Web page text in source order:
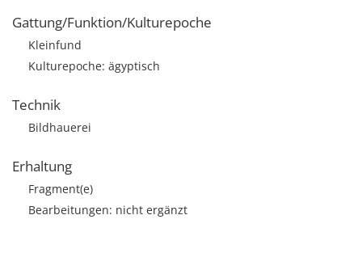
Gattung/Funktion/Kulturepoche
Kleinfund
Kulturepoche: ägyptisch
Technik
Bildhauerei
Erhaltung
Fragment(e)
Bearbeitungen: nicht ergänzt